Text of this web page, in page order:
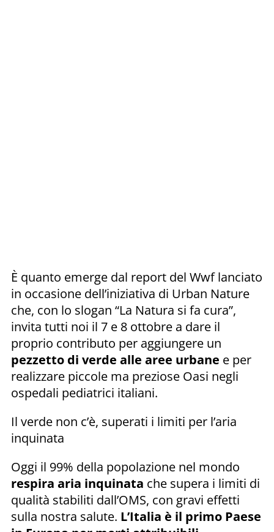
È quanto emerge dal report del Wwf lanciato
in occasione dell’iniziativa di Urban Nature
che, con lo slogan “La Natura si fa cura”,
invita tutti noi il 7 e 8 ottobre a dare il
proprio contributo per aggiungere un
pezzetto di verde alle aree urbane e per
realizzare piccole ma preziose Oasi negli
ospedali pediatrici italiani.
Il verde non c’è, superati i limiti per l’aria
inquinata
Oggi il 99% della popolazione nel mondo
respira aria inquinata che supera i limiti di
qualità stabiliti dall’OMS, con gravi effetti
sulla nostra salute. L’Italia è il primo Paese